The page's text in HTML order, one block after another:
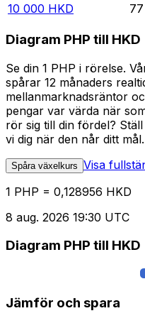
10 000 HKD
Diagram PHP till HKD
Se din 1 PHP i rörelse.
spårar 12 månaders
mellanmarknadsräntor
pengar var värda när
rör sig till din fördel?
vi dig när den når ditt mål.
Spåra växelkurs Visa
1 PHP = 0,128956 HKD
8 aug. 2026 19:30 UTC
Diagram PHP till HKD
Jämför och spara